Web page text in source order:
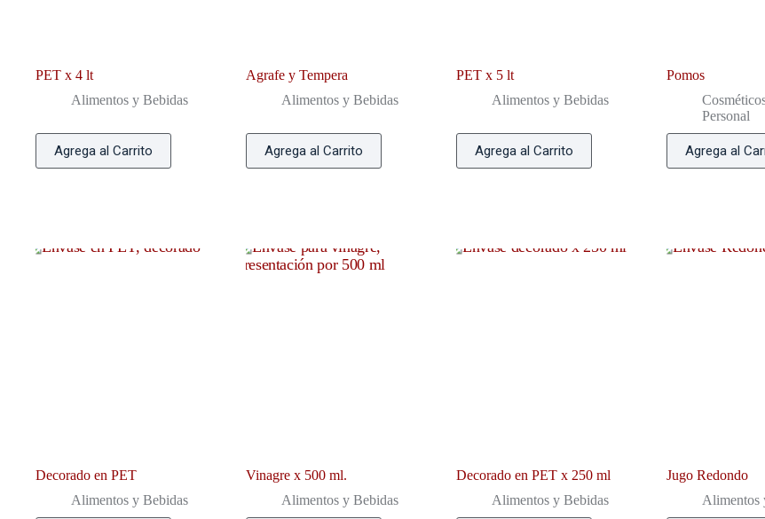
PET x 4 lt
Alimentos y Bebidas
Agrega al Carrito
Agrafe y Tempera
Alimentos y Bebidas
Agrega al Carrito
PET x 5 lt
Alimentos y Bebidas
Agrega al Carrito
Pomos
Personal
Agrega al
Decorado en PET
Alimentos y Bebidas
Vinagre x 500 ml.
Alimentos y Bebidas
Decorado en PET x 250 ml
Alimentos y Bebidas
Jugo Redondo
Alimentos